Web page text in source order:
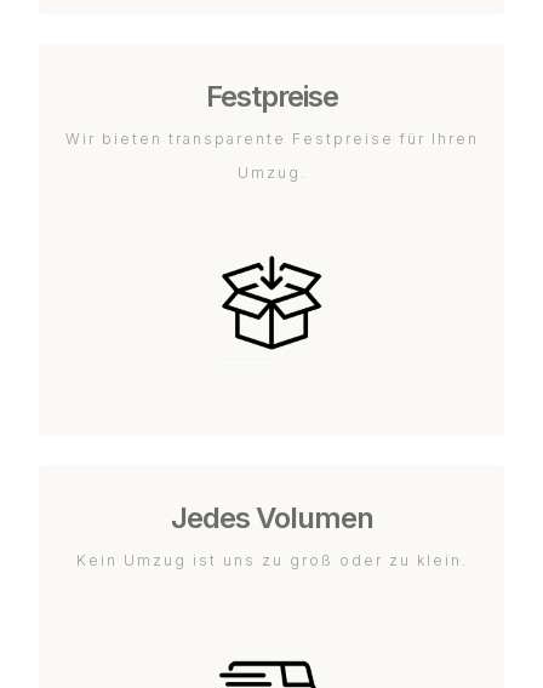
Festpreise
Wir bieten transparente Festpreise für Ihren
Umzug.
Jedes Volumen
Kein Umzug ist uns zu groß oder zu klein.